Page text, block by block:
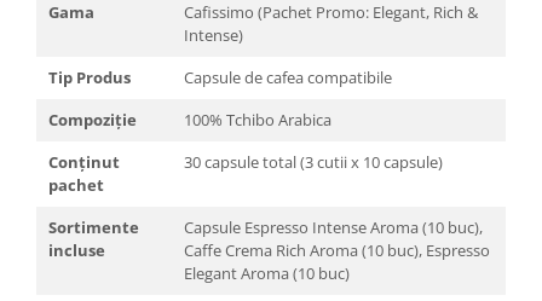
Gama
Cafissimo (Pachet Promo: Elegant, Rich &
Intense)
Tip Produs
Capsule de cafea compatibile
Compoziție
100% Tchibo Arabica
Conținut
pachet
30 capsule total (3 cutii x 10 capsule)
Sortimente
incluse
Capsule Espresso Intense Aroma (10 buc),
Caffe Crema Rich Aroma (10 buc), Espresso
Elegant Aroma (10 buc)